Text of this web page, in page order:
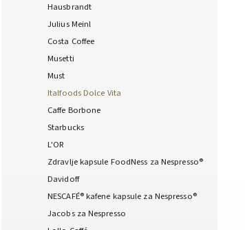
Hausbrandt
Julius Meinl
Costa Coffee
Musetti
Must
Italfoods Dolce Vita
Caffe Borbone
Starbucks
L'OR
Zdravlje kapsule FoodNess za Nespresso®
Davidoff
NESCAFÉ® kafene kapsule za Nespresso®
Jacobs za Nespresso